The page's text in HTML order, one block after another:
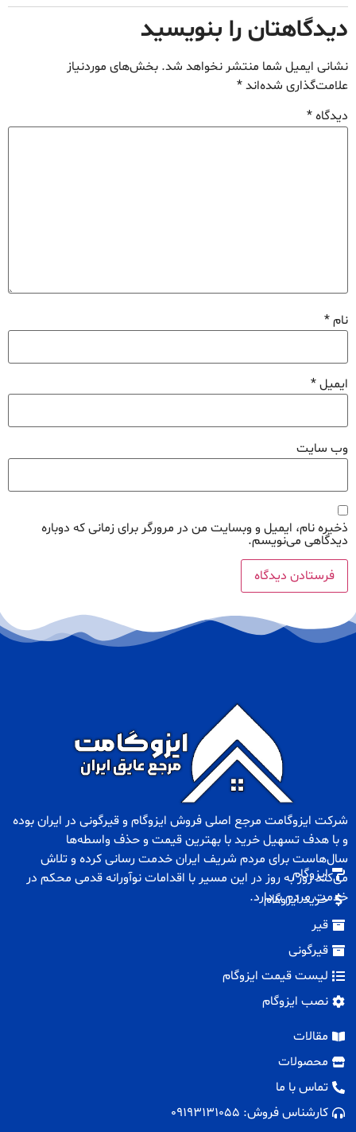
دیدگاهتان را بنویسید
نشانی ایمیل شما منتشر نخواهد شد. بخش‌های موردنیاز
علامت‌گذاری شده‌اند*
دیدگاه*
نام*
ایمیل*
وب‌ سایت
ذخیره نام، ایمیل و وبسایت من در مرورگر برای زمانی که دوباره
دیدگاهی می‌نویسم.
شرکت ایزوگامت مرجع اصلی فروش ایزوگام وقیرگونی در ایران بوده
و با هدف تسهیل خرید با بهترین قیمت و حذف واسطه‌ها
سال‌هاست برای مردم شریف ایران خدمت رسانی کرده و تلاش
می‌کند روز به روز در این مسیر با اقدامات نوآورانه قدمی محکم در
خدمت مردم بردارد.
ایزوگام
خرید ایزوگام
قیر
قیرگونی
لیست قیمت ایزوگام
نصب ایزوگام
مقالات
محصولات
تماس با ما
کارشناس فروش: 09193131055